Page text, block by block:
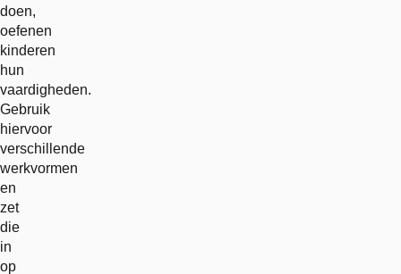
doen,
oefenen
kinderen
hun
vaardigheden.
Gebruik
hiervoor
verschillende
werkvormen
en
zet
die
in
op